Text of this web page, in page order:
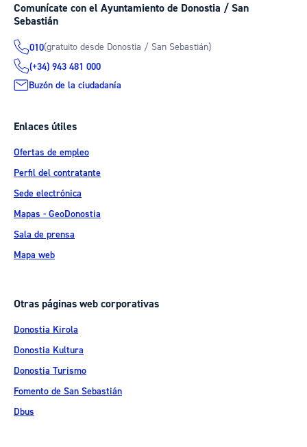
Comunícate con el Ayuntamiento de Donostia / San
Sebastián
010(gratuito desde Donostia / San Sebastián)
(+34) 943 481 000
Buzón de la ciudadanía
Enlaces útiles
Ofertas de empleo
Perfil del contratante
Sede electrónica
Mapas - GeoDonostia
Sala de prensa
Mapa web
Otras páginas web corporativas
Donostia Kirola
Donostia Kultura
Donostia Turismo
Fomento de San Sebastián
Dbus